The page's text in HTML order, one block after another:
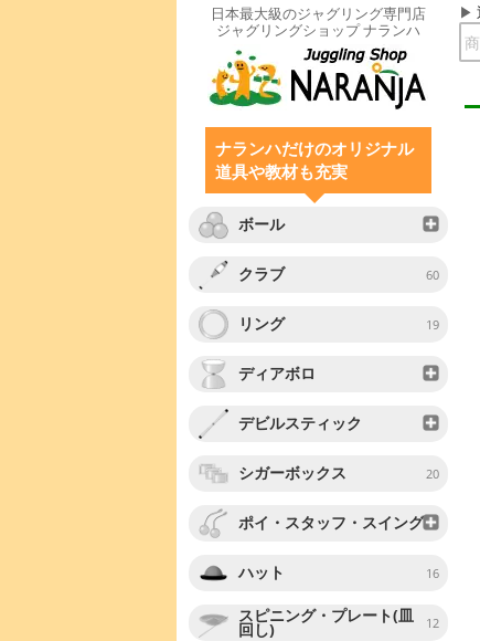
日本最大級のジャグリング専門店
ジャグリングショップ ナランハ
ナランハだけのオリジナル
道具や教材も充実
ボール
クラブ 60
リング 19
ディアボロ
デビルスティック
シガーボックス 20
ポイ・スタッフ・スイング
ハット 16
スピニング・プレート(皿
回し) 12